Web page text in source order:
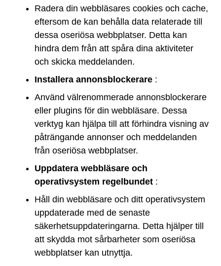
Radera din webbläsares cookies och cache,
eftersom de kan behålla data relaterade till
dessa oseriösa webbplatser. Detta kan
hindra dem från att spåra dina aktiviteter
och skicka meddelanden.
Installera annonsblockerare :
Använd välrenommerade annonsblockerare
eller plugins för din webbläsare. Dessa
verktyg kan hjälpa till att förhindra visning av
påträngande annonser och meddelanden
från oseriösa webbplatser.
Uppdatera webbläsare och
operativsystem regelbundet :
Håll din webbläsare och ditt operativsystem
uppdaterade med de senaste
säkerhetsuppdateringarna. Detta hjälper till
att skydda mot sårbarheter som oseriösa
webbplatser kan utnyttja.